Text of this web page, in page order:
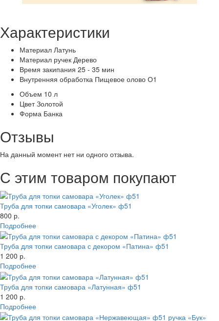
Характеристики
Материал Латунь
Материал ручек Дерево
Время закипания 25 - 35 мин
Внутренняя обработка Пищевое олово О1
Объем 10 л
Цвет Золотой
Форма Банка
Отзывы
На данный момент нет ни одного отзыва.
С этим товаром покупают
Труба для топки самовара «Уголек» ф51
800 р.
Подробнее
Труба для топки самовара с декором «Патина» ф51
1 200 р.
Подробнее
Труба для топки самовара «Латунная» ф51
1 200 р.
Подробнее